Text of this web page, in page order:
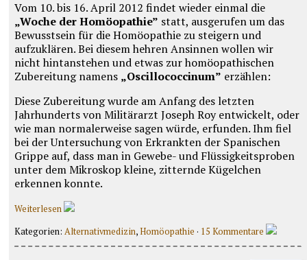
Vom 10. bis 16. April 2012 findet wieder einmal die
„Woche der Homöopathie” statt, ausgerufen um das
Bewusstsein für die Homöopathie zu steigern und
aufzuklären. Bei diesem hehren Ansinnen wollen wir
nicht hintanstehen und etwas zur homöopathischen
Zubereitung namens „Oscillococcinum” erzählen:
Diese Zubereitung wurde am Anfang des letzten
Jahrhunderts von Militärarzt Joseph Roy entwickelt, oder
wie man normalerweise sagen würde, erfunden. Ihm fiel
bei der Untersuchung von Erkrankten der Spanischen
Grippe auf, dass man in Gewebe- und Flüssigkeitsproben
unter dem Mikroskop kleine, zitternde Kügelchen
erkennen konnte.
Weiterlesen
Kategorien: Alternativmedizin,Homöopathie · 15 Kommentare